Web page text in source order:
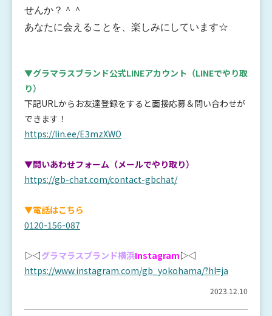
せんか？＾＾
あなたに会えることを、楽しみにしています☆
▼グラマラスブランド公式LINEアカウント （LINEでやり取
り）
下記URLからお友達登録をすると面接応募＆問い合わせが
できます！
https://lin.ee/E3mzXWO
▼問いあわせフォーム（メールでやり取り）
https://gb-chat.com/contact-gbchat/
▼電話はこちら
0120-156-087
▷◁グラマラスブランド横浜Instagram▷◁
https://www.instagram.com/gb_yokohama/?hl=ja
2023.12.10